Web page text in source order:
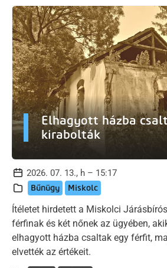
Elhagyott házba
kirabolták
2026. 07. 13., h – 15:17
Bűnügy Miskolc
Ítéletet hirdetett a Miskolci
férfinak és két nőnek az ügyében,
elhagyott házba csaltak egy férfit,
elvették az értékeit.